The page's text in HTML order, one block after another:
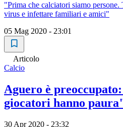
"Prima che calciatori siamo
virus e infettare familiari e amici"
05 Mag 2020 - 23:01
Articolo
Calcio
Aguero è
giocatori hanno
30 Apr 2020 - 23:32